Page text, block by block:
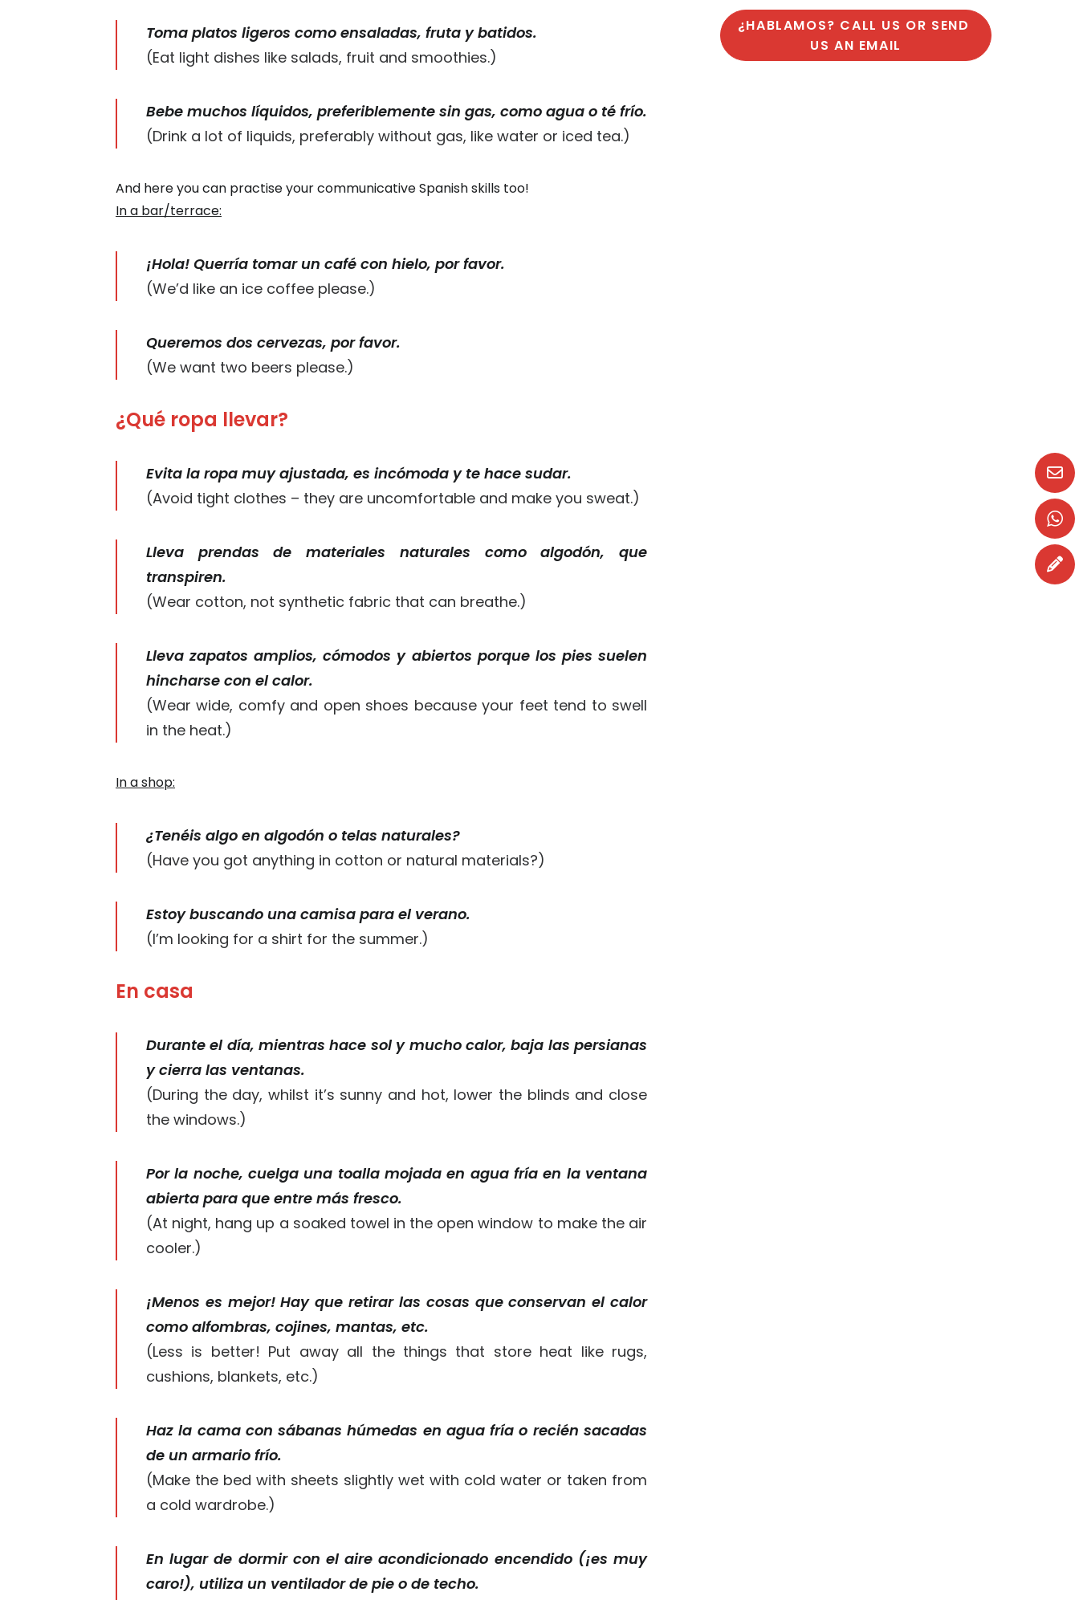
Toma platos ligeros como ensaladas, fruta y batidos.
(Eat light dishes like salads, fruit and smoothies.)
Bebe muchos líquidos, preferiblemente sin gas, como agua o té frío.
(Drink a lot of liquids, preferably without gas, like water or iced tea.)
And here you can practise your communicative Spanish skills too!
In a bar/terrace:
¡Hola! Querría tomar un café con hielo, por favor.
(We’d like an ice coffee please.)
Queremos dos cervezas, por favor.
(We want two beers please.)
¿Qué ropa llevar?
Evita la ropa muy ajustada, es incómoda y te hace sudar.
(Avoid tight clothes – they are uncomfortable and make you sweat.)
Lleva prendas de materiales naturales como algodón, que
transpiren.
(Wear cotton, not synthetic fabric that can breathe.)
Lleva zapatos amplios, cómodos y abiertos porque los pies suelen
hincharse con el calor.
(Wear wide, comfy and open shoes because your feet tend to swell
in the heat.)
In a shop:
¿Tenéis algo en algodón o telas naturales?
(Have you got anything in cotton or natural materials?)
Estoy buscando una camisa para el verano.
(I’m looking for a shirt for the summer.)
En casa
Durante el día, mientras hace sol y mucho calor, baja las persianas
y cierra las ventanas.
(During the day, whilst it’s sunny and hot, lower the blinds and close
the windows.)
Por la noche, cuelga una toalla mojada en agua fría en la ventana
abierta para que entre más fresco.
(At night, hang up a soaked towel in the open window to make the air
cooler.)
¡Menos es mejor! Hay que retirar las cosas que conservan el calor
como alfombras, cojines, mantas, etc.
(Less is better! Put away all the things that store heat like rugs,
cushions, blankets, etc.)
Haz la cama con sábanas húmedas en agua fría o recién sacadas
de un armario frío.
(Make the bed with sheets slightly wet with cold water or taken from
a cold wardrobe.)
En lugar de dormir con el aire acondicionado encendido (¡es muy
caro!), utiliza un ventilador de pie o de techo.
¿HABLAMOS? CALL US OR SEND
US AN EMAIL